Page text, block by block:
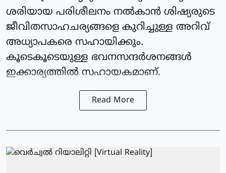
ശരിയായ പരിശീലനം നൽകാൻ ശിഷ്യരുടെ
ജീവിതസാഹചര്യങ്ങളെ കുറിച്ചുള്ള അറിവ്
അധ്യാപകരെ സഹായിക്കും.
കൂടെകൂടെയുള്ള ഭവനസന്ദർശനങ്ങൾ
ഇക്കാര്യത്തിൽ സഹായകമാണ്.
Read More